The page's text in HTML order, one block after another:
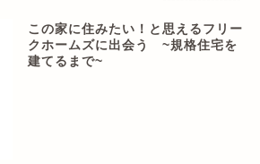
この家に住みたい！と思えるフリー
クホームズに出会う ~規格住宅を
建てるまで~